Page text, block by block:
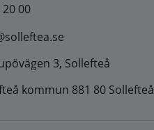
00
3, Sollefteå
kommun 881 80 Sollefteå